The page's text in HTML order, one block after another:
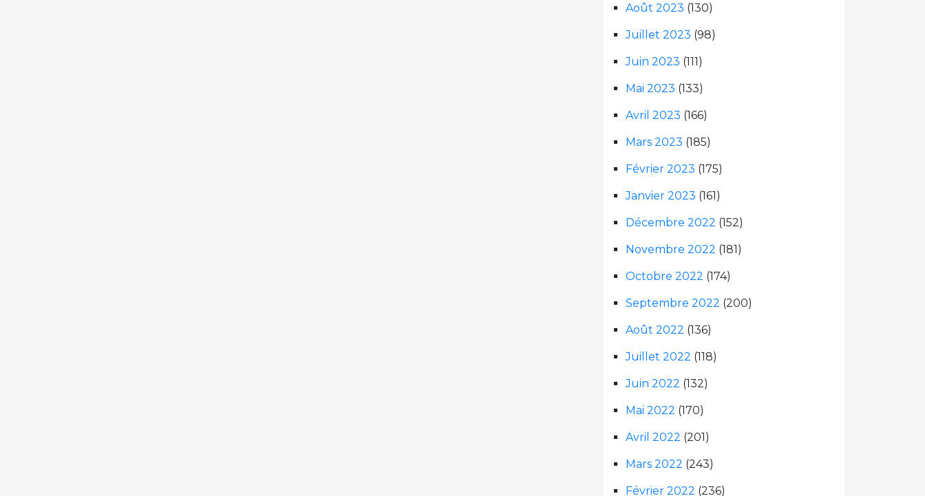
Août 2023 (130)
Juillet 2023 (98)
Juin 2023 (111)
Mai 2023 (133)
Avril 2023 (166)
Mars 2023 (185)
Février 2023 (175)
Janvier 2023 (161)
Décembre 2022 (152)
Novembre 2022 (181)
Octobre 2022 (174)
Septembre 2022 (200)
Août 2022 (136)
Juillet 2022 (118)
Juin 2022 (132)
Mai 2022 (170)
Avril 2022 (201)
Mars 2022 (243)
Février 2022 (236)